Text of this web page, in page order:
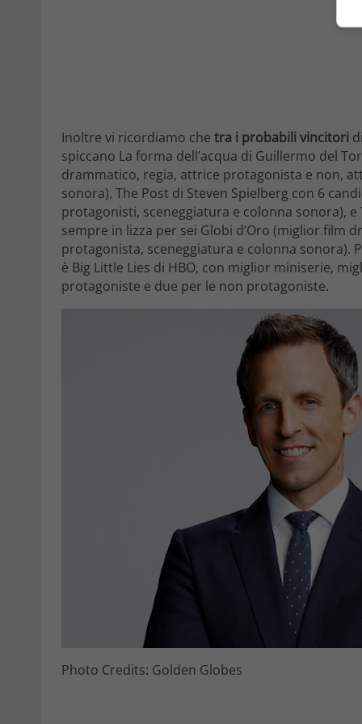
Inoltre vi ricordiamo che tra i probabili vincitori
spiccano La forma dell’acqua di Guillermo del
drammatico, regia, attrice protagonista e non,
sonora), The Post di Steven Spielberg con 6
protagonisti, sceneggiatura e colonna sonora),
sempre in lizza per sei Globi d’Oro (miglior film
protagonista, sceneggiatura e colonna sonora).
è Big Little Lies di HBO, con miglior miniserie,
protagoniste e due per le non protagoniste.
Photo Credits: Golden Globes